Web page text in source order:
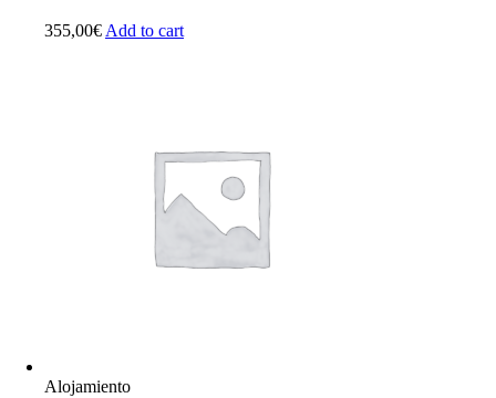
355,00€ Add to cart
Alojamiento